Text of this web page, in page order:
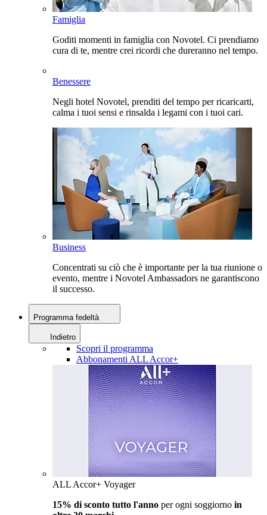
Famiglia
Goditi momenti in famiglia con Novotel. Ci prendiamo
cura di te, mentre crei ricordi che dureranno nel tempo.
Benessere
Negli hotel Novotel, prenditi del tempo per ricaricarti,
calma i tuoi sensi e rinsalda i legami con i tuoi cari.
Business
Concentrati su ciò che è importante per la tua riunione o
evento, mentre i Novotel Ambassadors ne garantiscono
il successo.
Programma fedeltà
Indietro
Scopri il programma
Abbonamenti ALL Accor+
ALL Accor+ Voyager
15% di sconto tutto l'anno per ogni soggiorno in